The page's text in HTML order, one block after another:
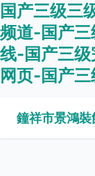
国产三级三
频道-国产
线-国产三
网页-国产